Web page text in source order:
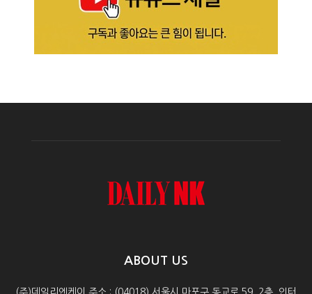
ABOUT US
(주)데일리엔케이 주소 : (04018) 서울시 마포구 동교로 59, 2층, 인터